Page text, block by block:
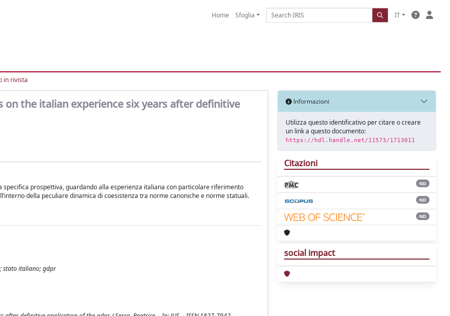
Home Sfoglia IT
in rivista
the italian experience six years after definitive
prospettiva, guardando alla esperienza italiana con particolare riferimento
della peculiare dinamica di coesistenza tra norme canoniche e norme statuali.
stato italiano; gdpr
Informazioni
Utilizza questo identificativo per citare o creare
un link a questo documento:
https://hdl.handle.net/11573/1713011
Citazioni
ND
ND
ND
social impact